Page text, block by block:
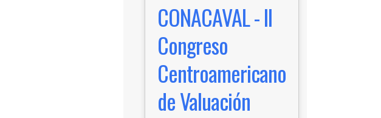
CONACAVAL - II
Congreso
Centroamericano
de Valuación